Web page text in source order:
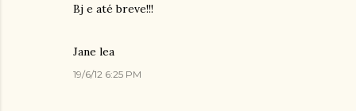
Bj e até breve!!!
Jane lea
19/6/12 6:25 PM